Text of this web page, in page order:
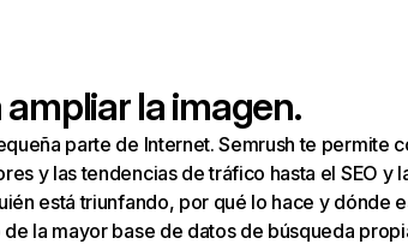
ampliar la imagen.
parte de Internet. Semrush te permite
y las tendencias de tráfico hasta el SEO y
está triunfando, por qué lo hace y dónde
la mayor base de datos de búsqueda